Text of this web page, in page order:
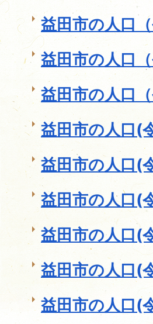
益田市の人口
益田市の人口
益田市の人口
益田市の人口(
益田市の人口(
益田市の人口(
益田市の人口(
益田市の人口(
益田市の人口(